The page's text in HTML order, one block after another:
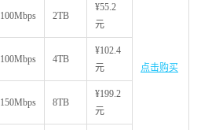
点击购买
100Mbps 2TB
¥55.2
元
100Mbps 4TB
¥102.4
元
150Mbps 8TB
¥199.2
元